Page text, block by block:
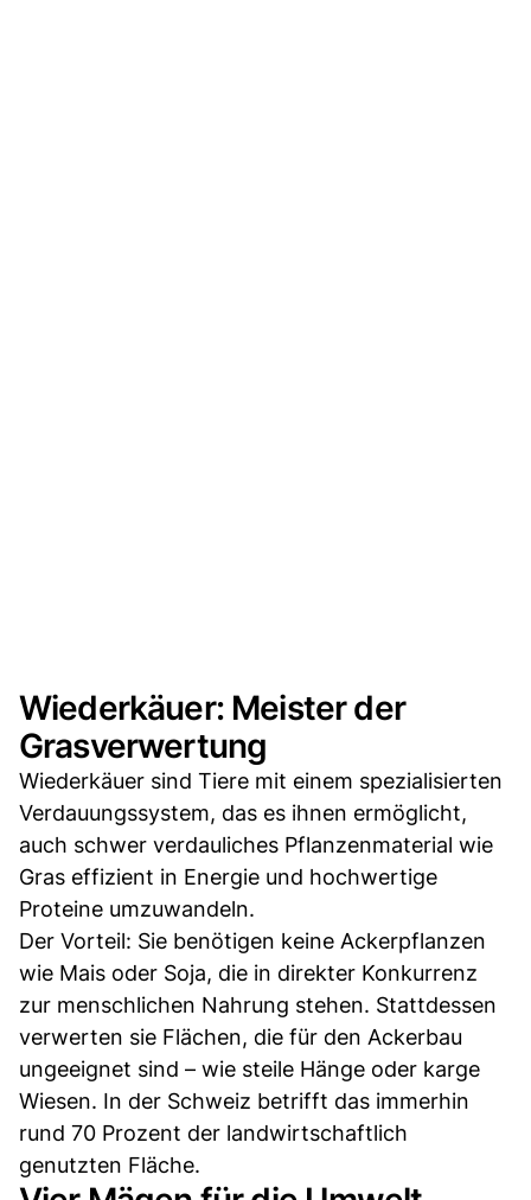
Wiederkäuer: Meister der
Grasverwertung
Wiederkäuer sind Tiere mit einem spezialisierten
Verdauungssystem, das es ihnen ermöglicht,
auch schwer verdauliches Pflanzenmaterial wie
Gras effizient in Energie und hochwertige
Proteine umzuwandeln.
Der Vorteil: Sie benötigen keine Ackerpflanzen
wie Mais oder Soja, die in direkter Konkurrenz
zur menschlichen Nahrung stehen. Stattdessen
verwerten sie Flächen, die für den Ackerbau
ungeeignet sind – wie steile Hänge oder karge
Wiesen. In der Schweiz betrifft das immerhin
rund 70 Prozent der landwirtschaftlich
genutzten Fläche.